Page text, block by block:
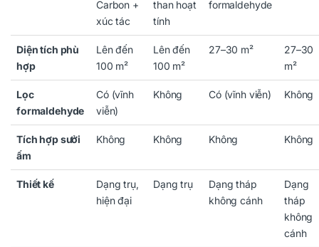
Carbon +
xúc tác
than hoạt
tính
formaldehyde
Diện tích phù
hợp
Lên đến
100 m²
Lên đến
100 m²
27–30 m²
27–30
m²
Lọc
formaldehyde
Có (vĩnh
viễn)
Không Có (vĩnh viễn) Không
Tích hợp sưởi
ấm
Không Không Không Không
Thiết kế
Dạng trụ,
hiện đại
Dạng trụ
Dạng tháp
không cánh
Dạng
tháp
không
cánh